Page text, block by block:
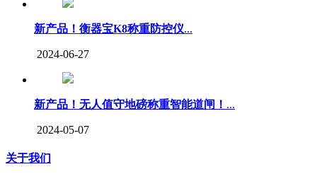
新产品！衡器宝K8称重防控仪...
2024-06-27
新产品！无人值守地磅称重智能道闸！ ...
2024-05-07
关于我们